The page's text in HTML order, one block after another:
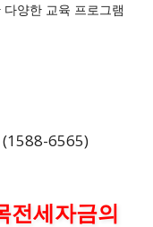
양한 교육 프로그램
(1588-6565)
전세자금의